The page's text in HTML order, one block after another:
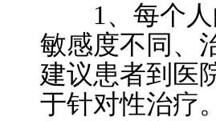
1、每个人
敏感度不同、
建议患者到医
于针对性治疗。